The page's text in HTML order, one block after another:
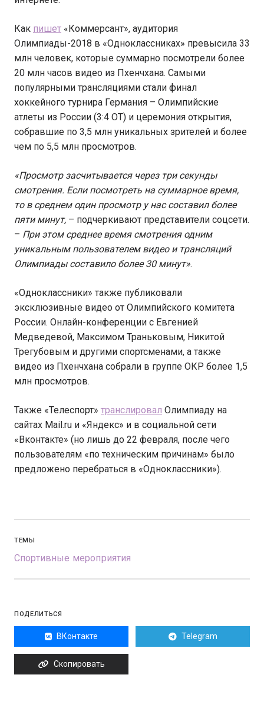
Как пишет «Коммерсант», аудитория
Олимпиады-2018 в «Одноклассниках» превысила 33
млн человек, которые суммарно посмотрели более
20 млн часов видео из Пхенчхана. Самыми
популярными трансляциями стали финал
хоккейного турнира Германия – Олимпийские
атлеты из России (3:4 ОТ) и церемония открытия,
собравшие по 3,5 млн уникальных зрителей и более
чем по 5,5 млн просмотров.
«Просмотр засчитывается через три секунды
смотрения. Если посмотреть на суммарное время,
то в среднем один просмотр у нас составил более
пяти минут, – подчеркивают представители соцсети.
– При этом среднее время смотрения одним
уникальным пользователем видео и трансляций
Олимпиады составило более 30 минут».
«Одноклассники» также публиковали
эксклюзивные видео от Олимпийского комитета
России. Онлайн-конференции с Евгенией
Медведевой, Максимом Траньковым, Никитой
Трегубовым и другими спортсменами, а также
видео из Пхенчхана собрали в группе ОКР более 1,5
млн просмотров.
Также «Телеспорт» транслировал Олимпиаду на
сайтах Mail.ru и «Яндекс» и в социальной сети
«Вконтакте» (но лишь до 22 февраля, после чего
пользователям «по техническим причинам» было
предложено перебраться в «Одноклассники»).
ТЕМЫ
Спортивные мероприятия
ПОДЕЛИТЬСЯ
ВКонтакте Telegram
Скопировать